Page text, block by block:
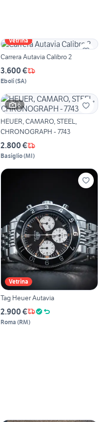
Vetrina
Carrera Autavia Calibro 2
3.600 €
Eboli(SA)
6
HEUER, CAMARO, STEEL,
CHRONOGRAPH - 7743
2.800 €
Basiglio(MI)
Vetrina
Tag Heuer Autavia
2.900 €
Roma (RM)